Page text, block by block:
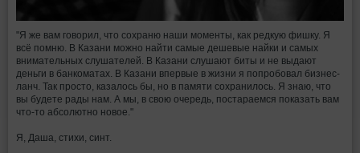
"Я же вам говорил, что сохраню наши моменты, как редкую фишку. Я
всё помню. В Казани можно найти самые дешевые найки и самых
внимательных слушателей. В Казани слушают биты и не выдают
деньги в банкоматах. В Казани впервые в жизни я попробовал бизнес-
ланч. Так просто, казалось бы, но в памяти сохранилось. Я знаю, что
вы будете рады нам. А мы, в свою очередь, постараемся показать вам
что-то абсолютно новое."
Я, Даша, стихи, синт.